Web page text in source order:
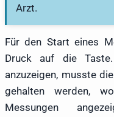
Arzt.
Für den Start eines
Druck auf die
anzuzeigen, musste
gehalten werden,
Messungen